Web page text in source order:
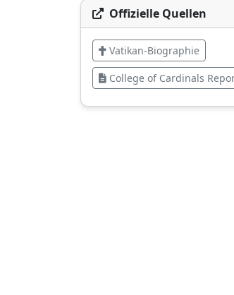
Offizielle Quellen
Vatikan-Biographie
College of Cardinals